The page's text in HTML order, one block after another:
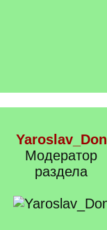
Yaroslav_Don
Модератор
раздела